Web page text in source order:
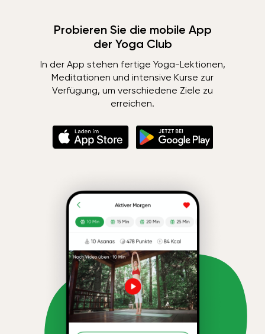
Probieren Sie die mobile App
der Yoga Club
In der App stehen fertige Yoga-Lektionen,
Meditationen und intensive Kurse zur
Verfügung, um verschiedene Ziele zu
erreichen.